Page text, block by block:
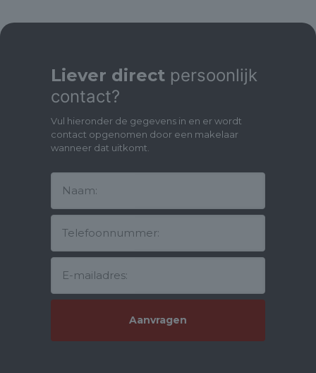
erfpachtcanon en de onroerende zakenbelasting.
- Goed geïsoleerde woning o.a. voorzien van dubbel glas.
- Voorzien van airco met verwarming.
- Beginhalte van de Noord-Zuidlijn zeer nabij.
- Veel voorzieningen zijn op loopafstand. (park, openbaar
vervoer, winkelcentrum Waterlandplein en Boven ‘t IJ)
omgeving.
- Notaris: keuze koper. (binnen de notarisring Amsterdam)
- Oplevering: in overleg.
- Vraagprijs: € 375.000,- k.k.
Kortom: Een zeer licht en modern appartement gelegen in het
gewilde Amsterdam Noord, nabij winkelcentrum Boven 't Y en
Within short walking distance of the North-South metro line,
Liever direct persoonlijk
contact?
Vul hieronder de gegevens in en er wordt
contact opgenomen door een makelaar
wanneer dat uitkomt.